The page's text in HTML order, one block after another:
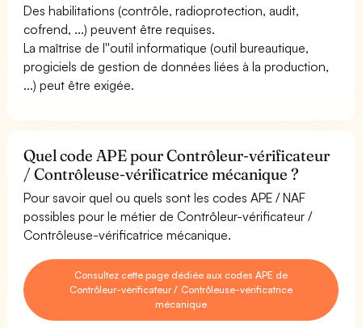
Des habilitations (contrôle, radioprotection, audit,
cofrend, ...) peuvent être requises.
La maîtrise de l''outil informatique (outil bureautique,
progiciels de gestion de données liées à la production,
...) peut être exigée.
Quel code APE pour Contrôleur-vérificateur
/ Contrôleuse-vérificatrice mécanique ?
Pour savoir quel ou quels sont les codes APE / NAF
possibles pour le métier de Contrôleur-vérificateur /
Contrôleuse-vérificatrice mécanique.
Consultez cette page dédiée aux codes APE de
Contrôleur-vérificateur / Contrôleuse-vérificatrice
mécanique